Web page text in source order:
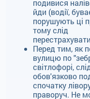
подивися
йди (водії,
порушують ці
тому слід
Перед тим, як
вулицю по
світлофорі,
обов'язково
спочатку
праворуч. Не